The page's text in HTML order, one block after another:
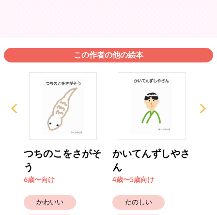
この作者の他の絵本
つちのこをさがそ
う
6歳〜向け
かわいい
かいてんずしやさ
ん
4歳〜5歳向け
たのしい